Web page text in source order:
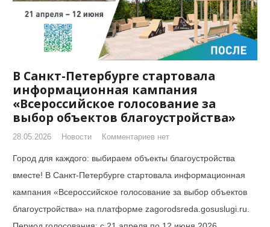
В Санкт-Петербурге стартовала
информационная кампания
«Всероссийское голосование за
выбор объектов благоустройства»
28.05.2026 Новости Комментариев нет
Город для каждого: выбираем объекты благоустройства
вместе! В Санкт-Петербурге стартовала информационная
кампания «Всероссийское голосование за выбор объектов
благоустройства» на платформе zagorodsreda.gosuslugi.ru.